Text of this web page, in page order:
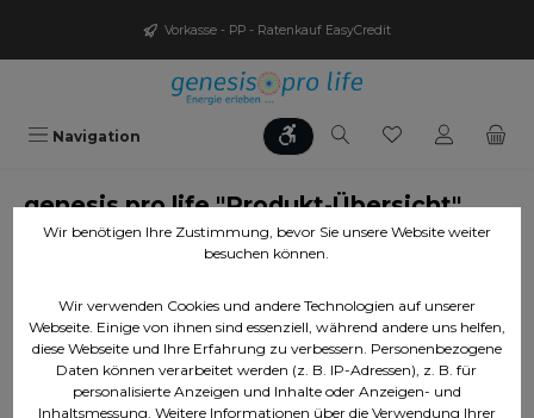
Zum Hauptinhalt springen
Vorkasse - PP - Ratenkauf EasyCredit
Navigation Werkzeugleiste anzeigen
Du hast 0
genesis pro life "Produkt-Übersicht"
Flyer (10er Pack)
Wir benötigen Ihre Zustimmung, bevor Sie unsere Website weiter
besuchen können.
Wir verwenden Cookies und andere Technologien auf unserer
Webseite. Einige von ihnen sind essenziell, während andere uns helfen,
diese Webseite und Ihre Erfahrung zu verbessern. Personenbezogene
Daten können verarbeitet werden (z. B. IP-Adressen), z. B. für
personalisierte Anzeigen und Inhalte oder Anzeigen- und
Inhaltsmessung. Weitere Informationen über die Verwendung Ihrer